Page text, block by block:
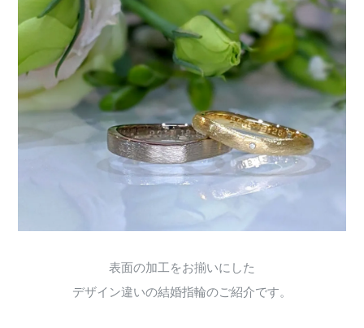
表面の加工をお揃いにした
デザイン違いの結婚指輪のご紹介です。